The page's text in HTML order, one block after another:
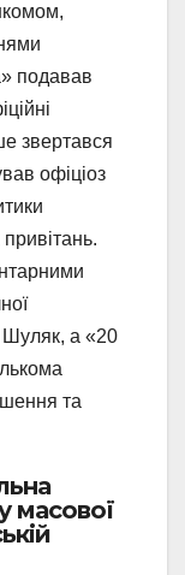
подавав
звертався
офіціоз
Шуляк, а «20
та
масової